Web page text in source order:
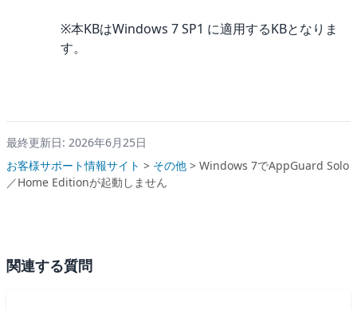
※本KBはWindows 7 SP1 に適用するKBとなりま
す。
最終更新日: 2026年6月25日
お客様サポート情報サイト > その他 > Windows 7でAppGuard Solo
／Home Editionが起動しません
関連する質問